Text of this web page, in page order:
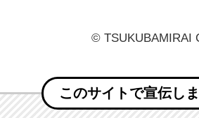
© TSUKUBAMIRAI
このサイトで宣伝し